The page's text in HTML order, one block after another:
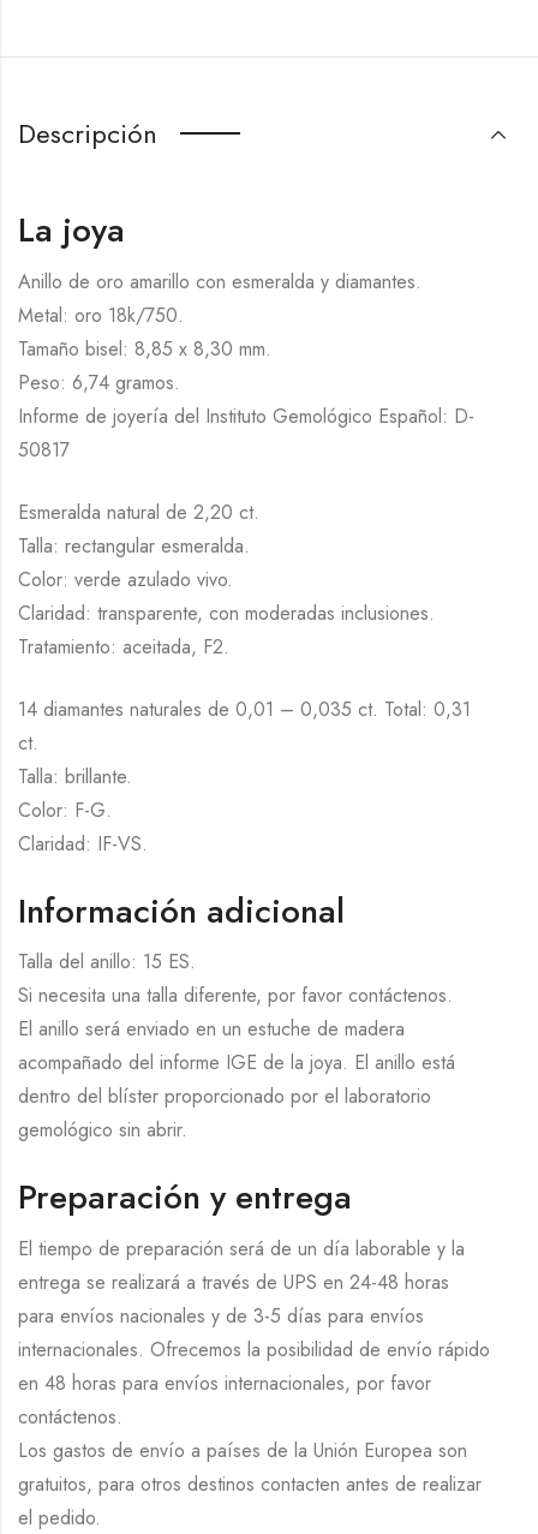
Descripción
La joya
Anillo de oro amarillo con esmeralda y diamantes.
Metal: oro 18k/750.
Tamaño bisel: 8,85 x 8,30 mm.
Peso: 6,74 gramos.
Informe de joyería del Instituto Gemológico Español: D-
50817
Esmeralda natural de 2,20 ct.
Talla: rectangular esmeralda.
Color: verde azulado vivo.
Claridad: transparente, con moderadas inclusiones.
Tratamiento: aceitada, F2.
14 diamantes naturales de 0,01 – 0,035 ct. Total: 0,31
ct.
Talla: brillante.
Color: F-G.
Claridad: IF-VS.
Información adicional
Talla del anillo: 15 ES.
Si necesita una talla diferente, por favor contáctenos.
El anillo será enviado en un estuche de madera
acompañado del informe IGE de la joya. El anillo está
dentro del blíster proporcionado por el laboratorio
gemológico sin abrir.
Preparación y entrega
El tiempo de preparación será de un día laborable y la
entrega se realizará a través de UPS en 24-48 horas
para envíos nacionales y de 3-5 días para envíos
internacionales. Ofrecemos la posibilidad de envío rápido
en 48 horas para envíos internacionales, por favor
contáctenos.
Los gastos de envío a países de la Unión Europea son
gratuitos, para otros destinos contacten antes de realizar
el pedido.